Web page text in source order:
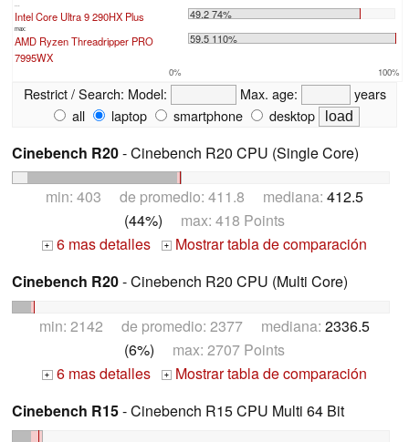
Intel Core Ultra 9 290HX Plus 49.2 74%
max:
AMD Ryzen Threadripper PRO
7995WX
59.5 110%
0% 100%
Restrict / Search: Model: Max. age:
years
all
laptop smartphone desktop
Cinebench R20- Cinebench R20 CPU (Single Core)
min: 403 de promedio: 411.8 mediana: 412.5
(44%) max: 418 Points
+ 6 mas detalles +
Mostrar tabla de comparación
Cinebench R20- Cinebench R20 CPU (Multi Core)
min: 2142 de promedio: 2377 mediana: 2336.5
(6%) max: 2707 Points
+ 6 mas detalles +
Mostrar tabla de comparación
Cinebench R15- Cinebench R15 CPU Multi 64 Bit